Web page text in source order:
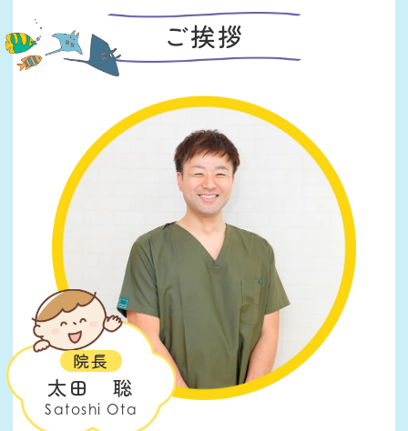
ご挨拶
院長
太田 聡
Satoshi Ota